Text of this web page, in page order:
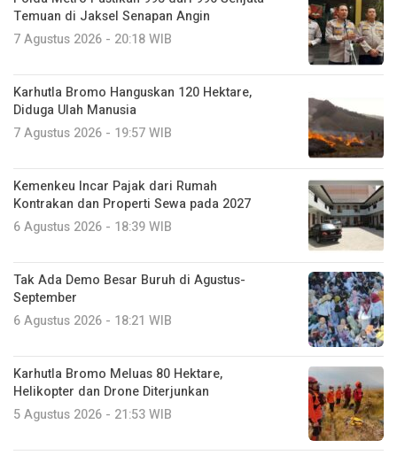
Temuan di Jaksel Senapan Angin
7 Agustus 2026 - 20:18 WIB
Karhutla Bromo Hanguskan 120 Hektare,
Diduga Ulah Manusia
7 Agustus 2026 - 19:57 WIB
Kemenkeu Incar Pajak dari Rumah
Kontrakan dan Properti Sewa pada 2027
6 Agustus 2026 - 18:39 WIB
Tak Ada Demo Besar Buruh di Agustus-
September
6 Agustus 2026 - 18:21 WIB
Karhutla Bromo Meluas 80 Hektare,
Helikopter dan Drone Diterjunkan
5 Agustus 2026 - 21:53 WIB